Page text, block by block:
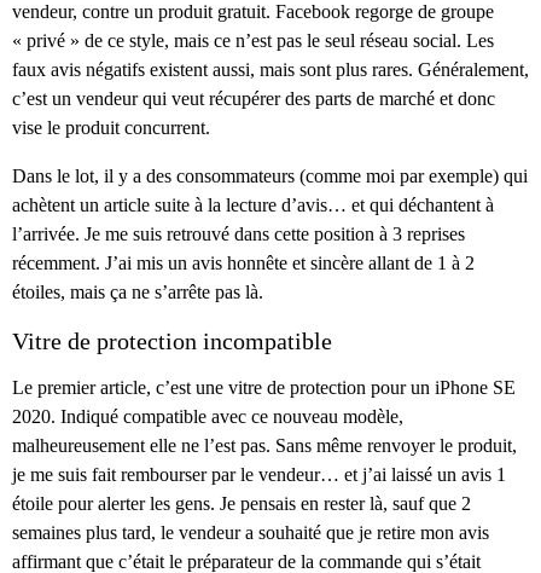
vendeur, contre un produit gratuit. Facebook regorge de groupe
« privé » de ce style, mais ce n’est pas le seul réseau social. Les
faux avis négatifs existent aussi, mais sont plus rares. Généralement,
c’est un vendeur qui veut récupérer des parts de marché et donc
vise le produit concurrent.
Dans le lot, il y a des consommateurs (comme moi par exemple) qui
achètent un article suite à la lecture d’avis… et qui déchantent à
l’arrivée. Je me suis retrouvé dans cette position à 3 reprises
récemment. J’ai mis un avis honnête et sincère allant de 1 à 2
étoiles, mais ça ne s’arrête pas là.
Vitre de protection incompatible
Le premier article, c’est une vitre de protection pour un iPhone SE
2020. Indiqué compatible avec ce nouveau modèle,
malheureusement elle ne l’est pas. Sans même renvoyer le produit,
je me suis fait rembourser par le vendeur… et j’ai laissé un avis 1
étoile pour alerter les gens. Je pensais en rester là, sauf que 2
semaines plus tard, le vendeur a souhaité que je retire mon avis
affirmant que c’était le préparateur de la commande qui s’était